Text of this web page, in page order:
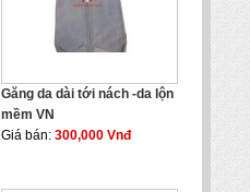
Găng da dài tới nách -da lộn
mềm VN
Giá bán: 300,000 Vnđ